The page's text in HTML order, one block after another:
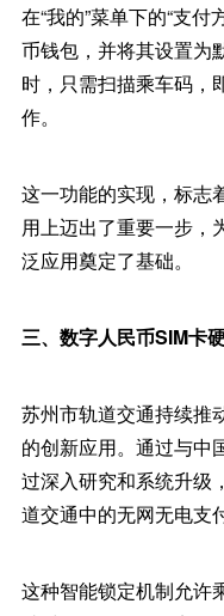
在“我的”菜单下的“支
币钱包，并将其设置为
时，只需扫描乘车码，
作。
这一功能的实现，标志
用上迈出了重要一步，
泛应用奠定了基础。
三、数字人民币SIM卡
苏州市轨道交通持续推
的创新应用。通过与中
过深入研究和系统升级
道交通中的无网无电支
这种智能锁定机制允许